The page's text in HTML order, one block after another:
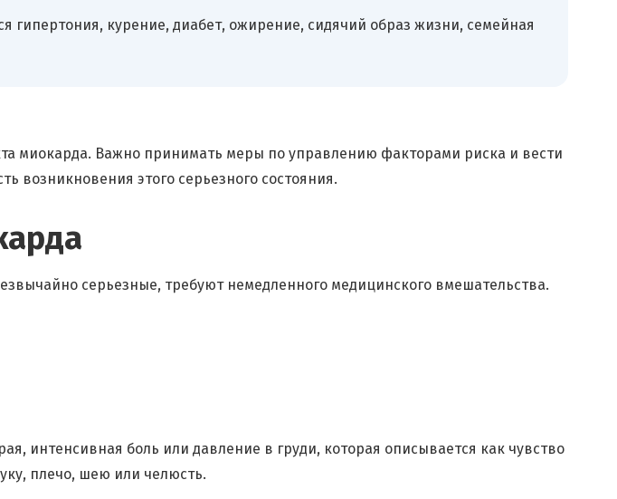
гипертония, курение, диабет, ожирение, сидячий образ жизни, семейная
миокарда. Важно принимать меры по управлению факторами риска и вести
возникновения этого серьезного состояния.
серьезные, требуют немедленного медицинского вмешательства.
интенсивная боль или давление в груди, которая описывается как чувство
плечо, шею или челюсть.